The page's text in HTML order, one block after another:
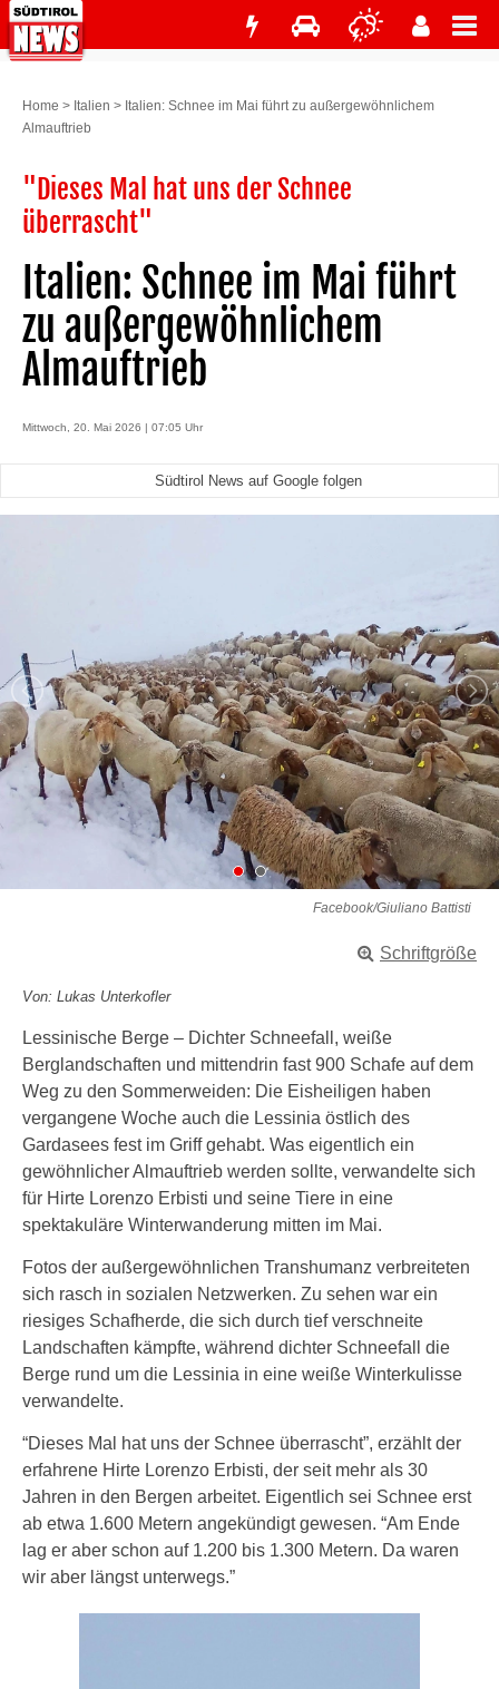
Home > Italien > Italien: Schnee im Mai führt zu außergewöhnlichem
Almauftrieb
"Dieses Mal hat uns der Schnee
überrascht"
Italien: Schnee im Mai führt
zu außergewöhnlichem
Almauftrieb
Mittwoch, 20. Mai 2026 | 07:05 Uhr
Südtirol News auf Google folgen
Facebook/Giuliano Battisti
Schriftgröße
Von: Lukas Unterkofler
Lessinische Berge – Dichter Schneefall, weiße
Berglandschaften und mittendrin fast 900 Schafe auf dem
Weg zu den Sommerweiden: Die Eisheiligen haben
vergangene Woche auch die Lessinia östlich des
Gardasees fest im Griff gehabt. Was eigentlich ein
gewöhnlicher Almauftrieb werden sollte, verwandelte sich
für Hirte Lorenzo Erbisti und seine Tiere in eine
spektakuläre Winterwanderung mitten im Mai.
Fotos der außergewöhnlichen Transhumanz verbreiteten
sich rasch in sozialen Netzwerken. Zu sehen war ein
riesiges Schafherde, die sich durch tief verschneite
Landschaften kämpfte, während dichter Schneefall die
Berge rund um die Lessinia in eine weiße Winterkulisse
verwandelte.
“Dieses Mal hat uns der Schnee überrascht”, erzählt der
erfahrene Hirte Lorenzo Erbisti, der seit mehr als 30
Jahren in den Bergen arbeitet. Eigentlich sei Schnee erst
ab etwa 1.600 Metern angekündigt gewesen. “Am Ende
lag er aber schon auf 1.200 bis 1.300 Metern. Da waren
wir aber längst unterwegs.”